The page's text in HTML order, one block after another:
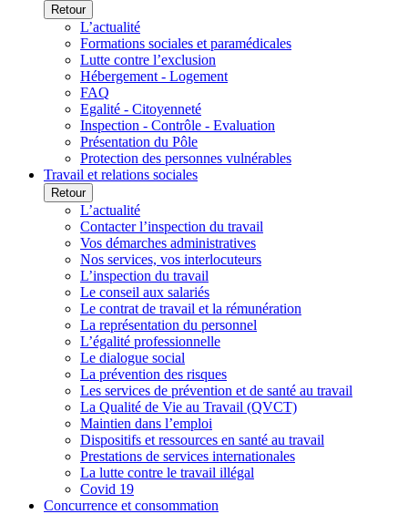
Retour
L’actualité
Formations sociales et paramédicales
Lutte contre l’exclusion
Hébergement - Logement
FAQ
Egalité - Citoyenneté
Inspection - Contrôle - Evaluation
Présentation du Pôle
Protection des personnes vulnérables
Travail et relations sociales
Retour
L’actualité
Contacter l’inspection du travail
Vos démarches administratives
Nos services, vos interlocuteurs
L’inspection du travail
Le conseil aux salariés
Le contrat de travail et la rémunération
La représentation du personnel
L’égalité professionnelle
Le dialogue social
La prévention des risques
Les services de prévention et de santé au travail
La Qualité de Vie au Travail (QVCT)
Maintien dans l’emploi
Dispositifs et ressources en santé au travail
Prestations de services internationales
La lutte contre le travail illégal
Covid 19
Concurrence et consommation